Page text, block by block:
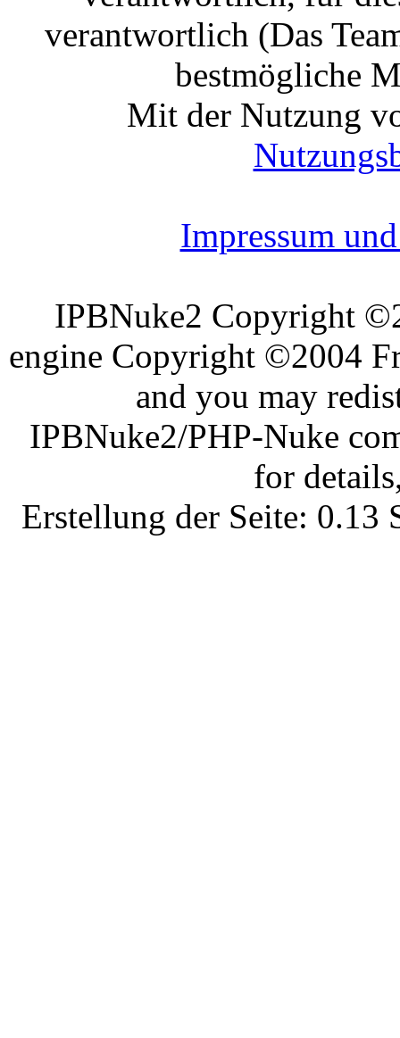
verantwortlich (Das
bestmögliche
Mit der Nutzung
Impressum
IPBNuke2 Copyright
engine Copyright ©2004
and you may
IPBNuke2/PHP-Nuke
for
Erstellung der Seite: 0.13